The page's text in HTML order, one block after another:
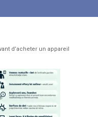
d’acheter un appareil